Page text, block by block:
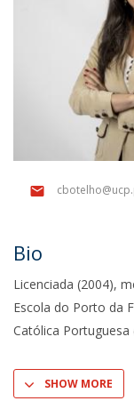
Bio
Licenciada (2004),
Escola do Porto da
Católica Portuguesa
SHOW MORE